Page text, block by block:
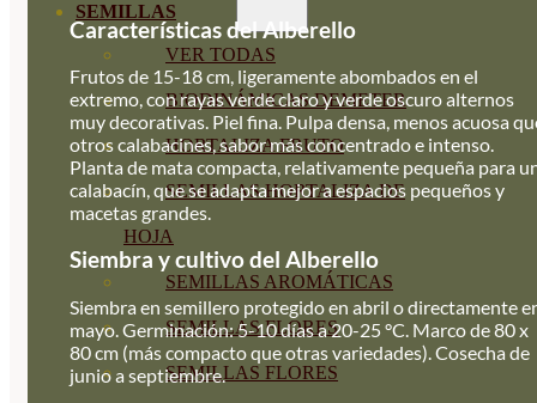
SEMILLAS
VER TODAS
BIODINÁMICAS DEMETER
HORTALIZA FRUTO
SEMILLAS HORTALIZA DE
HOJA
SEMILLAS AROMÁTICAS
SEMILLAS FLORES
SEMILLAS FLORES
Características del Alberello
Frutos de 15-18 cm, ligeramente abombados en el
extremo, con rayas verde claro y verde oscuro alternos
muy decorativas. Piel fina. Pulpa densa, menos acuosa
otros calabacines, sabor más concentrado e intenso.
Planta de mata compacta, relativamente pequeña para
calabacín, que se adapta mejor a espacios pequeños y
macetas grandes.
Siembra y cultivo del Alberello
Siembra en semillero protegido en abril o directamente
mayo. Germinación: 5-10 días a 20-25 °C. Marco de 80 x
80 cm (más compacto que otras variedades). Cosecha de
junio a septiembre.